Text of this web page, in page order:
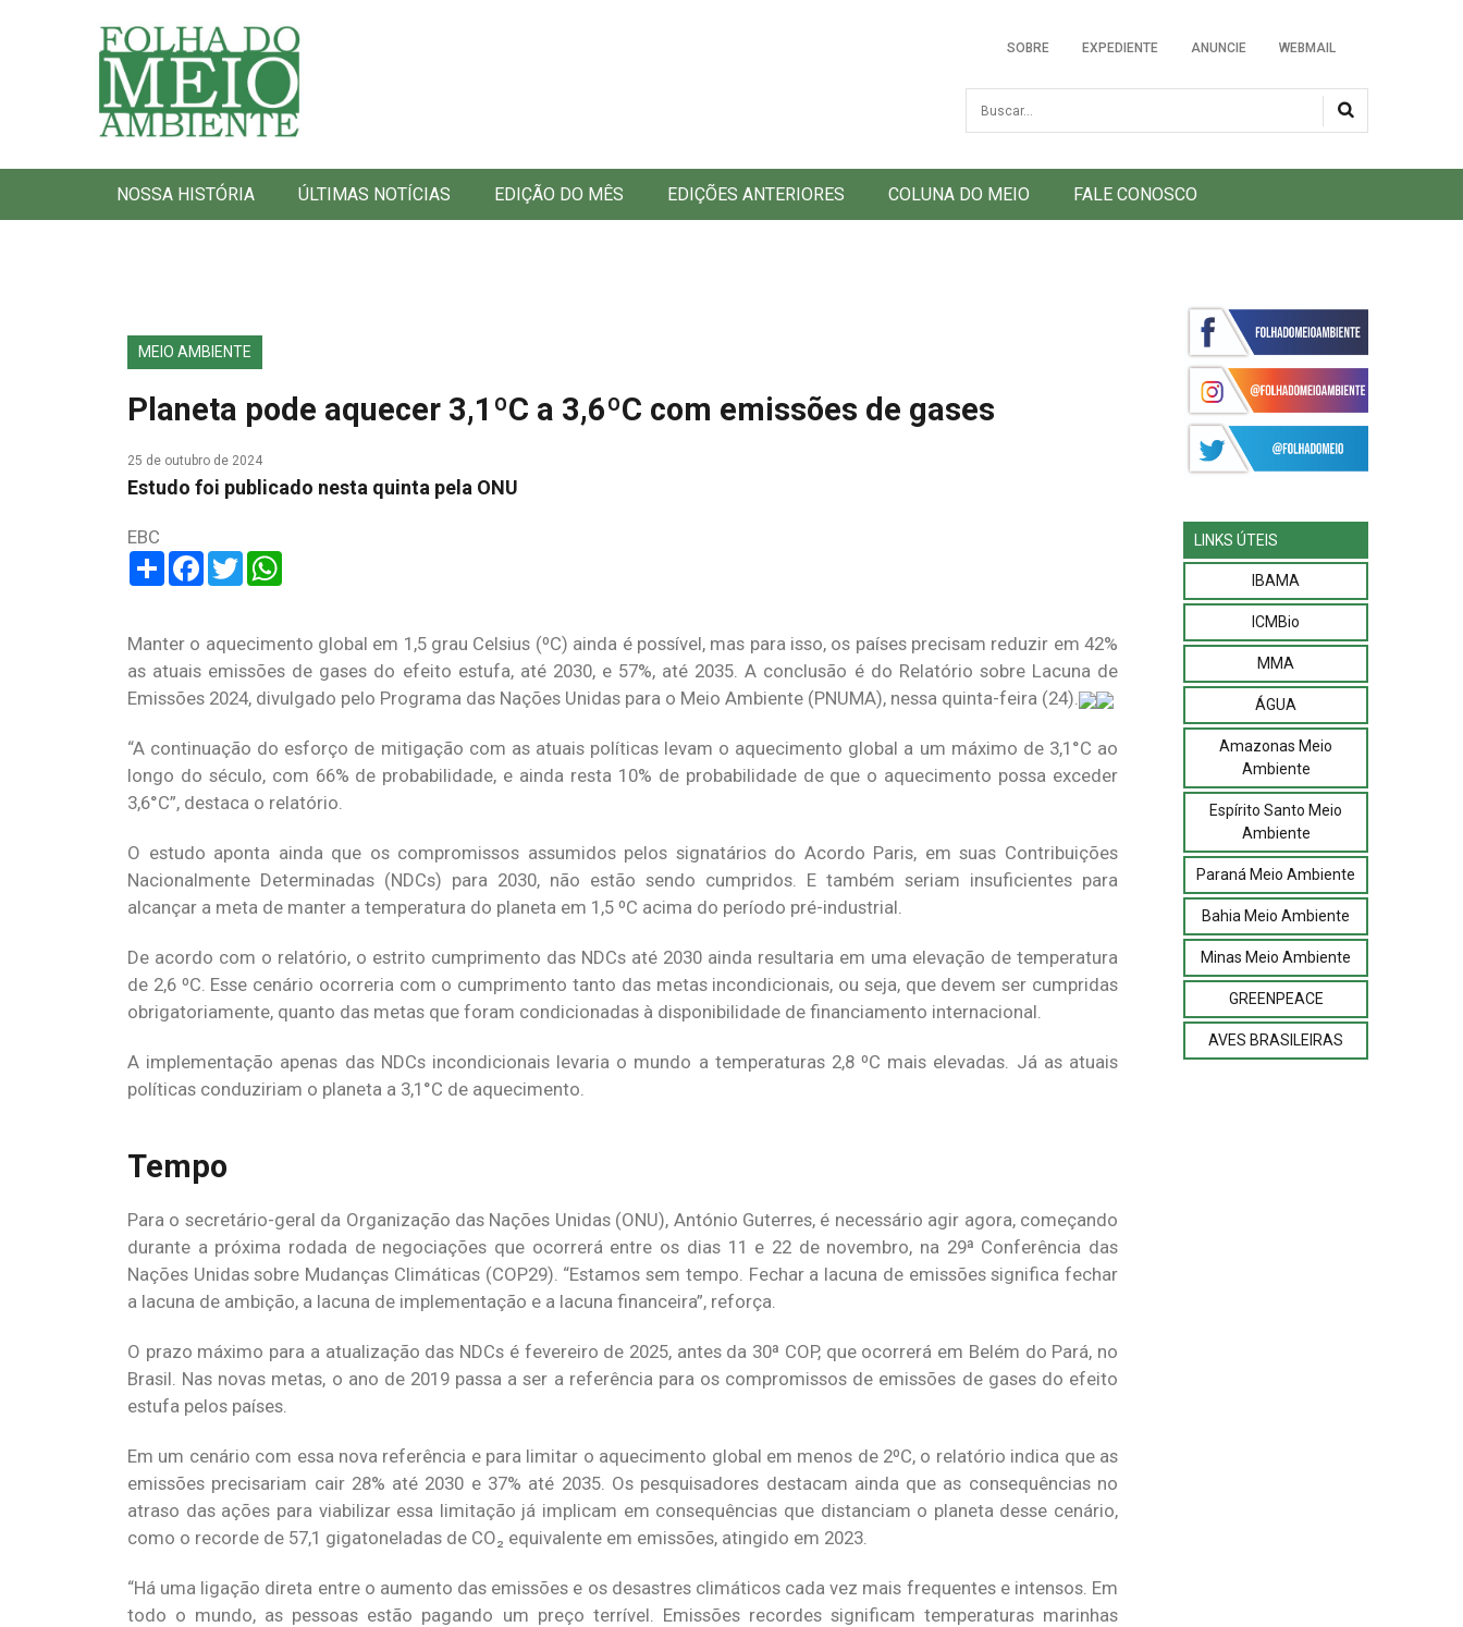
Folha do Meio Ambiente
SOBRE EXPEDIENTE ANUNCIE WEBMAIL
Busca
NOSSA HISTÓRIA ÚLTIMAS NOTÍCIAS EDIÇÃO DO MÊS EDIÇÕES ANTERIORES COLUNA DO MEIO FALE CONOSCO
MEIO AMBIENTE
Planeta pode aquecer 3,1ºC a 3,6ºC com emissões de gases
25 de outubro de 2024
Estudo foi publicado nesta quinta pela ONU
EBC
ShareFacebook
Twitter
Manter o aquecimento global em 1,5 grau Celsius (ºC) ainda é possível, mas para isso, os países precisam reduzir em 42%
as atuais emissões de gases do efeito estufa, até 2030, e 57%, até 2035. A conclusão é do Relatório sobre Lacuna de
Emissões 2024, divulgado pelo Programa das Nações Unidas para o Meio Ambiente (PNUMA), nessa quinta-feira (24).
“A continuação do esforço de mitigação com as atuais políticas levam o aquecimento global a um máximo de 3,1°C ao
longo do século, com 66% de probabilidade, e ainda resta 10% de probabilidade de que o aquecimento possa exceder
3,6°C”, destaca o relatório.
O estudo aponta ainda que os compromissos assumidos pelos signatários do Acordo Paris, em suas Contribuições
Nacionalmente Determinadas (NDCs) para 2030, não estão sendo cumpridos. E também seriam insuficientes para
alcançar a meta de manter a temperatura do planeta em 1,5 ºC acima do período pré-industrial.
De acordo com o relatório, o estrito cumprimento das NDCs até 2030 ainda resultaria em uma elevação de temperatura
de 2,6 ºC. Esse cenário ocorreria com o cumprimento tanto das metas incondicionais, ou seja, que devem ser cumpridas
obrigatoriamente, quanto das metas que foram condicionadas à disponibilidade de financiamento internacional.
A implementação apenas das NDCs incondicionais levaria o mundo a temperaturas 2,8 ºC mais elevadas. Já as atuais
políticas conduziriam o planeta a 3,1°C de aquecimento.
Tempo
Para o secretário-geral da Organização das Nações Unidas (ONU), António Guterres, é necessário agir agora, começando
durante a próxima rodada de negociações que ocorrerá entre os dias 11 e 22 de novembro, na 29ª Conferência das
Nações Unidas sobre Mudanças Climáticas (COP29). “Estamos sem tempo. Fechar a lacuna de emissões significa fechar
a lacuna de ambição, a lacuna de implementação e a lacuna financeira”, reforça.
O prazo máximo para a atualização das NDCs é fevereiro de 2025, antes da 30ª COP, que ocorrerá em Belém do Pará, no
Brasil. Nas novas metas, o ano de 2019 passa a ser a referência para os compromissos de emissões de gases do efeito
estufa pelos países.
Em um cenário com essa nova referência e para limitar o aquecimento global em menos de 2ºC, o relatório indica que as
emissões precisariam cair 28% até 2030 e 37% até 2035. Os pesquisadores destacam ainda que as consequências no
atraso das ações para viabilizar essa limitação já implicam em consequências que distanciam o planeta desse cenário,
como o recorde de 57,1 gigatoneladas de CO₂ equivalente em emissões, atingido em 2023.
“Há uma ligação direta entre o aumento das emissões e os desastres climáticos cada vez mais frequentes e intensos. Em
todo o mundo, as pessoas estão pagando um preço terrível. Emissões recordes significam temperaturas marinhas
LINKS ÚTEIS
IBAMA
ICMBio
MMA
ÁGUA
Amazonas Meio
Ambiente
Espírito Santo Meio
Ambiente
Paraná Meio Ambiente
Bahia Meio Ambiente
Minas Meio Ambiente
GREENPEACE
AVES BRASILEIRAS